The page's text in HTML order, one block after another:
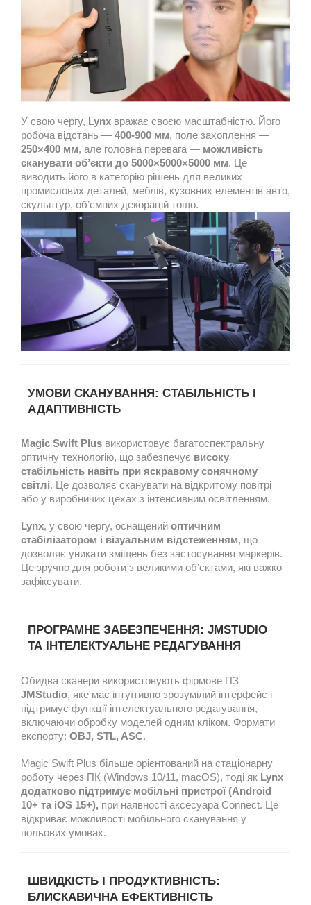
У свою чергу, Lynx вражає своєю масштабністю. Його
робоча відстань — 400-900 мм, поле захоплення —
250×400 мм, але головна перевага — можливість
сканувати об’єкти до 5000×5000×5000 мм. Це
виводить його в категорію рішень для великих
промислових деталей, меблів, кузовних елементів авто,
скульптур, об’ємних декорацій тощо.
УМОВИ СКАНУВАННЯ: СТАБІЛЬНІСТЬ І
АДАПТИВНІСТЬ
Magic Swift Plus використовує багатоспектральну
оптичну технологію, що забезпечує високу
стабільність навіть при яскравому сонячному
світлі. Це дозволяє сканувати на відкритому повітрі
або у виробничих цехах з інтенсивним освітленням.
Lynx, у свою чергу, оснащений оптичним
стабілізатором і візуальним відстеженням, що
дозволяє уникати зміщень без застосування маркерів.
Це зручно для роботи з великими об’єктами, які важко
зафіксувати.
ПРОГРАМНЕ ЗАБЕЗПЕЧЕННЯ: JMSTUDIO
ТА ІНТЕЛЕКТУАЛЬНЕ РЕДАГУВАННЯ
Обидва сканери використовують фірмове ПЗ
JMStudio, яке має інтуїтивно зрозумілий інтерфейс і
підтримує функції інтелектуального редагування,
включаючи обробку моделей одним кліком. Формати
експорту: OBJ, STL, ASC.
Magic Swift Plus більше орієнтований на стаціонарну
роботу через ПК (Windows 10/11, macOS), тоді як Lynx
додатково підтримує мобільні пристрої (Android
10+ та iOS 15+), при наявності аксесуара Connect. Це
відкриває можливості мобільного сканування у
польових умовах.
ШВИДКІСТЬ І ПРОДУКТИВНІСТЬ:
БЛИСКАВИЧНА ЕФЕКТИВНІСТЬ